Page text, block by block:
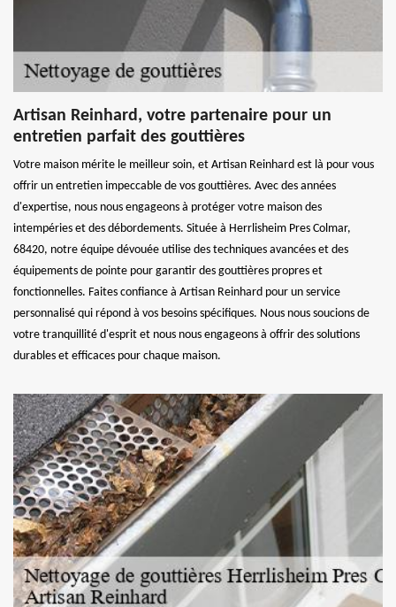
Artisan Reinhard, votre partenaire pour un
entretien parfait des gouttières
Votre maison mérite le meilleur soin, et Artisan Reinhard est là pour vous
offrir un entretien impeccable de vos gouttières. Avec des années
d'expertise, nous nous engageons à protéger votre maison des
intempéries et des débordements. Située à Herrlisheim Pres Colmar,
68420, notre équipe dévouée utilise des techniques avancées et des
équipements de pointe pour garantir des gouttières propres et
fonctionnelles. Faites confiance à Artisan Reinhard pour un service
personnalisé qui répond à vos besoins spécifiques. Nous nous soucions de
votre tranquillité d'esprit et nous nous engageons à offrir des solutions
durables et efficaces pour chaque maison.